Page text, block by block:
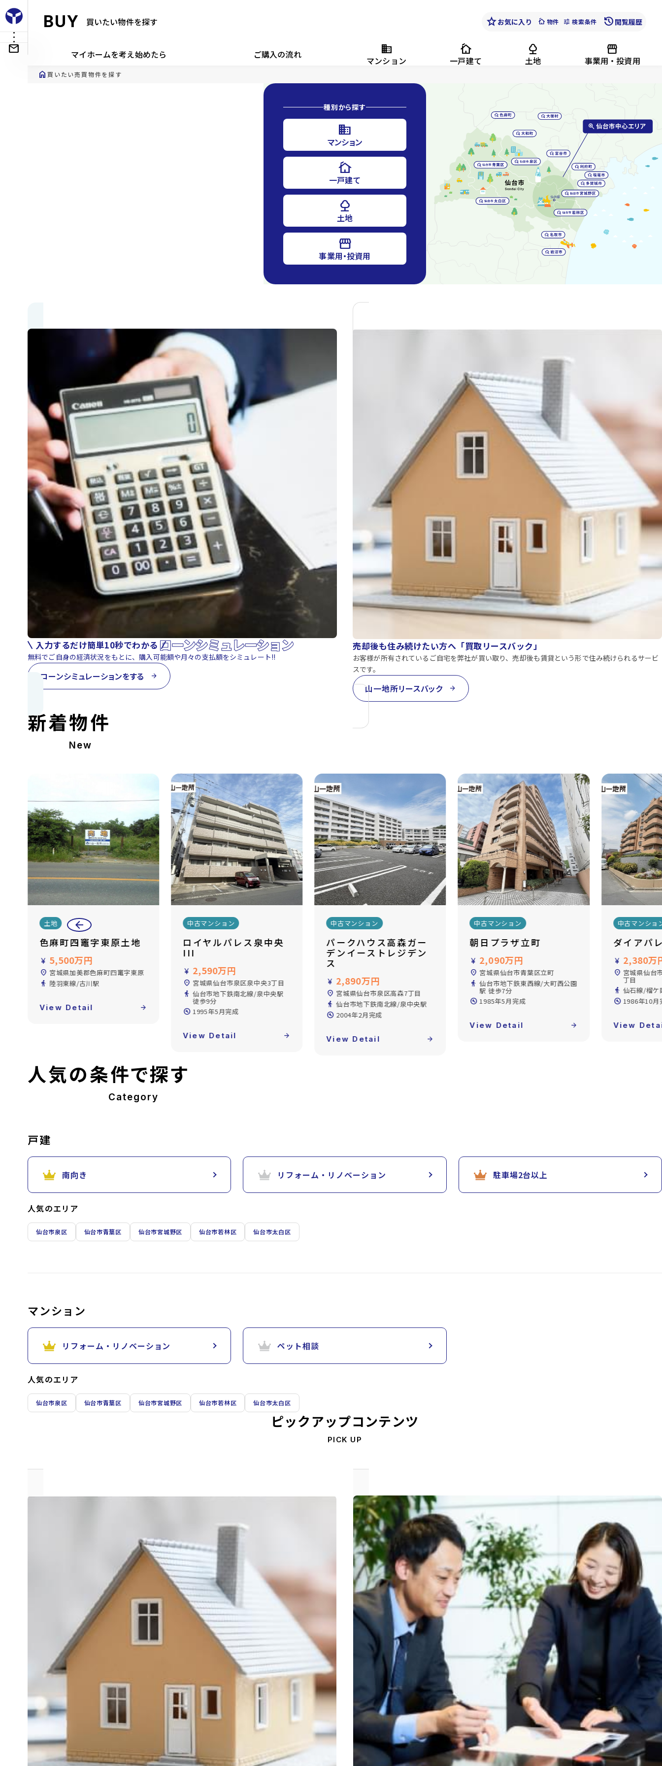
BUY 買いたい物件を探す starお気に入り cottage物件 tune 検索条件 history 閲覧履歴
マイホームを考え始めたら ご購入の流れ domain
マンション
cottage
一戸建て
nature
土地
storefront
事業用・投資用
home 買いたい売買物件を探す
種別から探す
domain
マンション
cottage
一戸建て
nature
土地
storefront
事業用・投資用
入力するだけ簡単10秒でわかる
無料でご自身の経済状況をもとに、購入可能額や月々の支払額をシミュレート!!
ローンシミュレーションをする arrow_forward
売却後も住み続けたい方へ「買取リースバック」
お客様が所有されているご自宅を弊社が買い取り、売却後も賃貸という形で住み続けられるサービ
スです。
山一地所リースバック arrow_forward
新着物件
New
arrow_back
中古マンション
ロイヤルパレス泉中央
currency_yen 2,590万円
location_on 宮城県仙台市泉区泉中央3丁目
build_circle 1995年5月完成
中古マンション
パークハウス高森ガー
デンイーストレジデン
currency_yen 2,890万円
location_on 宮城県仙台市泉区高森7丁目
仙台市地下鉄南北線/泉中央駅
build_circle 2004年2月完成
View Detail arrow_forward
中古マンション
朝日プラザ立町
currency_yen 2,090万円
directions_walk 仙台市地下鉄東西線/大町西公園
駅 徒歩7分
build_circle 1985年5月完成
中古マンション
ダイアパレス小田原
currency_yen 2,380万円
location_on 宮城県仙台市宮城野区小田原3
丁目
仙石線/榴ケ岡駅 徒歩16分
build_circle 1986年10月完成
View Detail arrow_forward
中古マンショ
ダイアパ
currency_yen 3,190万
宮城県仙台
directions_walk 仙台市地下
徒歩20分
人気の条件で探す
Category
戸建
南向き リフォーム・リノベーション 駐車場2台以上
人気のエリア
仙台市泉区 仙台市青葉区 仙台市宮城野区 仙台市若林区 仙台市太白区
マンション
リフォーム・リノベーション ペット相談
人気のエリア
仙台市泉区 仙台市青葉区 仙台市宮城野区 仙台市若林区 仙台市太白区
ピックアップコンテンツ
PICK UP